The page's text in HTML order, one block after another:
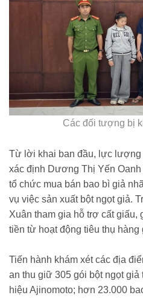
Các đối tượng bị
Từ lời khai ban đầu, lực lượng
xác định Dương Thị Yến
tổ chức mua bán bao bì giả
vụ việc sản xuất bột ngọt giả.
Xuân tham gia hỗ trợ cất giấu,
tiền từ hoạt động tiêu thụ hàng
Tiến hành khám xét các địa
an thu giữ 305 gói bột ngọt giả
hiệu Ajinomoto; hơn 23.000